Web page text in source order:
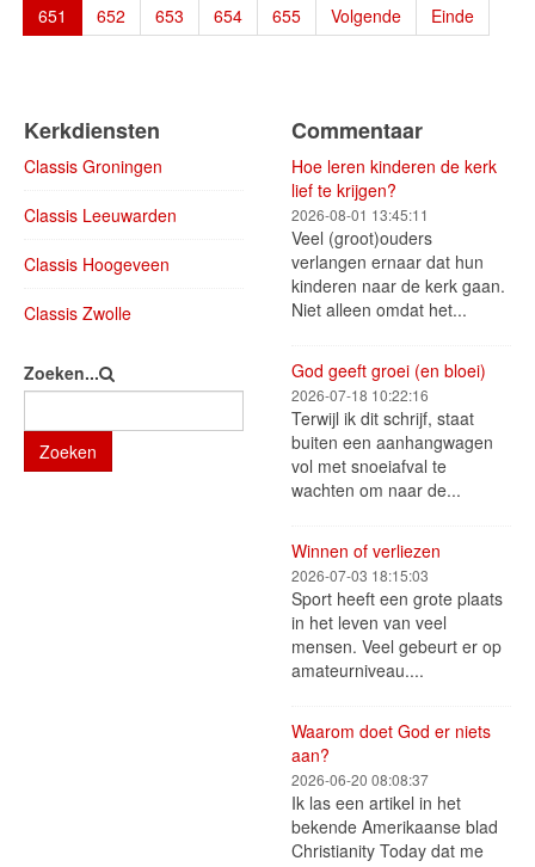
651 652 653 654 655 Volgende Einde
Kerkdiensten
Classis Groningen
Classis Leeuwarden
Classis Hoogeveen
Classis Zwolle
Zoeken...
Zoeken
Commentaar
Hoe leren kinderen de kerk
lief te krijgen?
2026-08-01 13:45:11
Veel (groot)ouders
verlangen ernaar dat hun
kinderen naar de kerk gaan.
Niet alleen omdat het...
God geeft groei (en bloei)
2026-07-18 10:22:16
Terwijl ik dit schrijf, staat
buiten een aanhangwagen
vol met snoeiafval te
wachten om naar de...
Winnen of verliezen
2026-07-03 18:15:03
Sport heeft een grote plaats
in het leven van veel
mensen. Veel gebeurt er op
amateurniveau....
Waarom doet God er niets
aan?
2026-06-20 08:08:37
Ik las een artikel in het
bekende Amerikaanse blad
Christianity Today dat me